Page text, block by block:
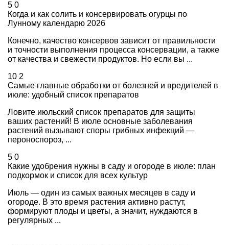
5 0
Когда и как солить и консервировать огурцы по
Лунному календарю 2026
Конечно, качество консервов зависит от правильности
и точности выполнения процесса консервации, а также
от качества и свежести продуктов. Но если вы ...
10 2
Самые главные обработки от болезней и вредителей в
июле: удобный список препаратов
Ловите июльский список препаратов для защиты
ваших растений! В июле основные заболевания
растений вызывают споры грибных инфекций —
пероноспороз, ...
5 0
Какие удобрения нужны в саду и огороде в июле: план
подкормок и список для всех культур
Июль — один из самых важных месяцев в саду и
огороде. В это время растения активно растут,
формируют плоды и цветы, а значит, нуждаются в
регулярных ...